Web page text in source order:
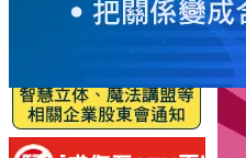
新
思